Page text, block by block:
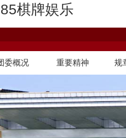
棋牌娱乐
委概况 重要精神 规